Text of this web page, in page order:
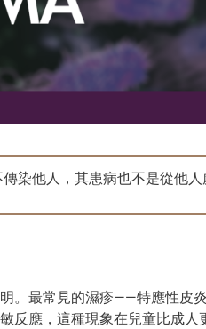
染他人，其患病也不是從他人
。最常見的濕疹——特應性皮
反應，這種現象在兒童比成人